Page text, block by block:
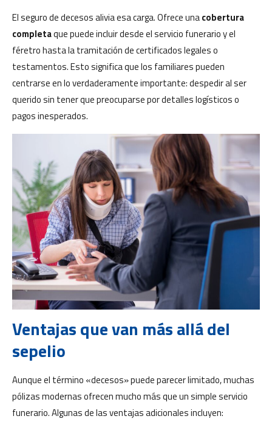
El seguro de decesos alivia esa carga. Ofrece unacobertura
completaque puede incluir desde el servicio funerario y el
féretro hasta la tramitación de certificados legales o
testamentos. Esto significa que los familiares pueden
centrarse en lo verdaderamente importante: despedir al ser
querido sin tener que preocuparse por detalles logísticos o
pagos inesperados.
Ventajas que van más allá del
sepelio
Aunque el término «decesos» puede parecer limitado, muchas
pólizas modernas ofrecen mucho más que un simple servicio
funerario. Algunas de las ventajas adicionales incluyen: